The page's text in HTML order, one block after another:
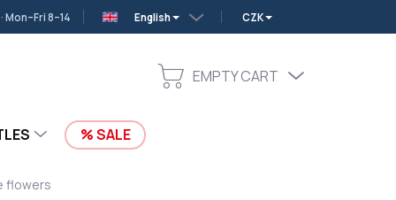
CZK
English
Mon–Fri 8–14
SHOPPING
EMPTY CART
SALE
flowers